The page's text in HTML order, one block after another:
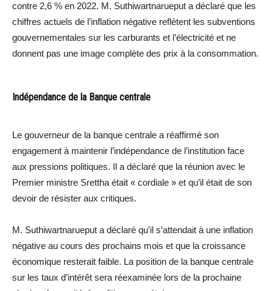
contre 2,6 % en 2022. M. Suthiwartnarueput a déclaré que les
chiffres actuels de l’inflation négative reflètent les subventions
gouvernementales sur les carburants et l’électricité et ne
donnent pas une image complète des prix à la consommation.
Indépendance de la Banque centrale
Le gouverneur de la banque centrale a réaffirmé son
engagement à maintenir l’indépendance de l’institution face
aux pressions politiques. Il a déclaré que la réunion avec le
Premier ministre Srettha était « cordiale » et qu’il était de son
devoir de résister aux critiques.
M. Suthiwartnarueput a déclaré qu’il s’attendait à une inflation
négative au cours des prochains mois et que la croissance
économique resterait faible. La position de la banque centrale
sur les taux d’intérêt sera réexaminée lors de la prochaine